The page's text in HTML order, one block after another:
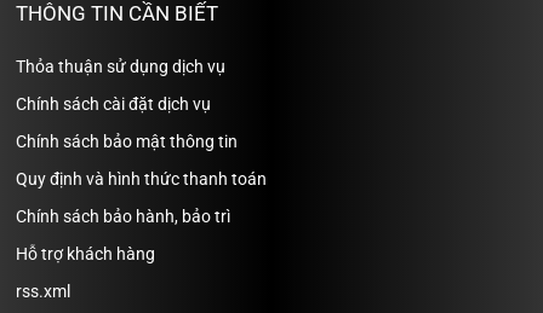
THÔNG TIN CẦN BIẾT
Thỏa thuận sử dụng dịch vụ
Chính sách cài đặt dịch vụ
Chính sách bảo mật thông tin
Quy định và hình thức thanh toán
Chính sách bảo hành, bảo trì
Hỗ trợ khách hàng
rss.xml